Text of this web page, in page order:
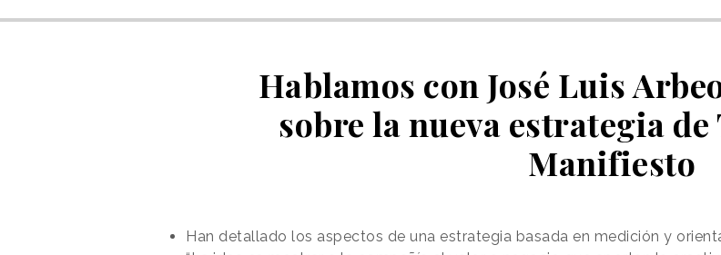
Hablamos con José Luis
sobre la nueva estrategia
Manifiesto
Han detallado los aspectos de una estrategia basada en medición y